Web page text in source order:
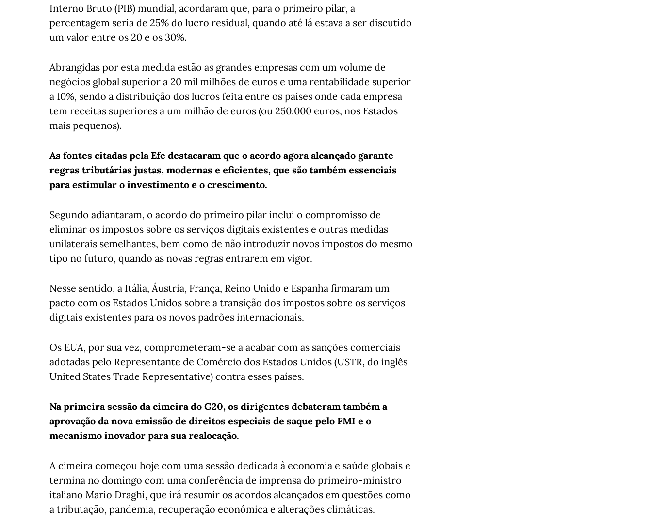
Interno Bruto (PIB) mundial, acordaram que, para o primeiro pilar, a
percentagem seria de 25% do lucro residual, quando até lá estava a ser discutido
um valor entre os 20 e os 30%.
Abrangidas por esta medida estão as grandes empresas com um volume de
negócios global superior a 20 mil milhões de euros e uma rentabilidade superior
a 10%, sendo a distribuição dos lucros feita entre os países onde cada empresa
tem receitas superiores a um milhão de euros (ou 250.000 euros, nos Estados
mais pequenos).
As fontes citadas pela Efe destacaram que o acordo agora alcançado garante
regras tributárias justas, modernas e eficientes, que são também essenciais
para estimular o investimento e o crescimento.
Segundo adiantaram, o acordo do primeiro pilar inclui o compromisso de
eliminar os impostos sobre os serviços digitais existentes e outras medidas
unilaterais semelhantes, bem como de não introduzir novos impostos do mesmo
tipo no futuro, quando as novas regras entrarem em vigor.
Nesse sentido, a Itália, Áustria, França, Reino Unido e Espanha firmaram um
pacto com os Estados Unidos sobre a transição dos impostos sobre os serviços
digitais existentes para os novos padrões internacionais.
Os EUA, por sua vez, comprometeram-se a acabar com as sanções comerciais
adotadas pelo Representante de Comércio dos Estados Unidos (USTR, do inglês
United States Trade Representative) contra esses países.
Na primeira sessão da cimeira do G20, os dirigentes debateram também a
aprovação da nova emissão de direitos especiais de saque pelo FMI e o
mecanismo inovador para sua realocação.
A cimeira começou hoje com uma sessão dedicada à economia e saúde globais e
termina no domingo com uma conferência de imprensa do primeiro-ministro
italiano Mario Draghi, que irá resumir os acordos alcançados em questões como
a tributação, pandemia, recuperação económica e alterações climáticas.